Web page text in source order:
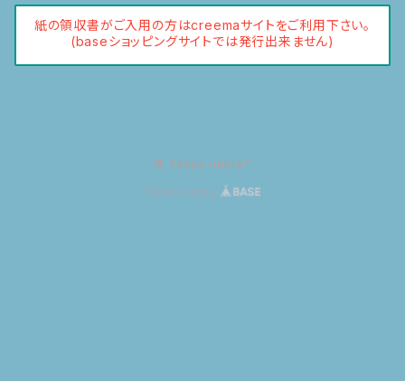
紙の領収書がご入用の方はcreemaサイトをご利用下さい。
(baseショッピングサイトでは発行出来ません)
© Tokyo noble*
Powered by